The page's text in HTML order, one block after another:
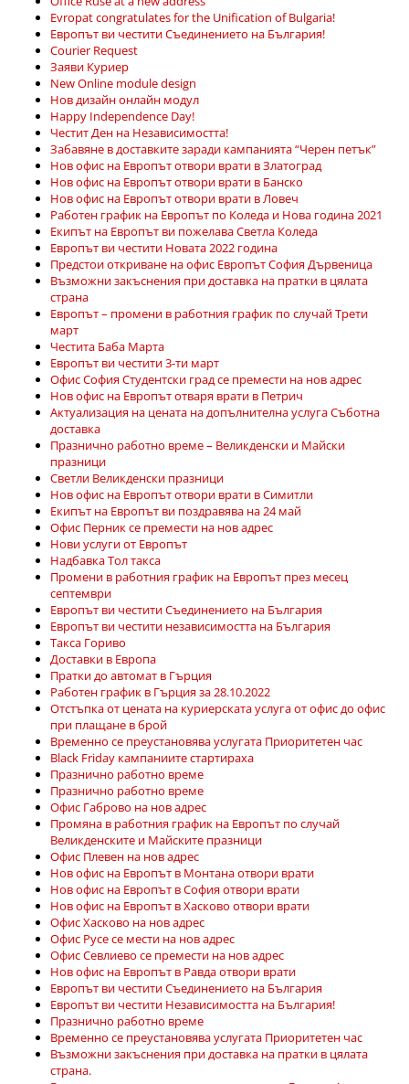
Evropat congratulates for the Unification of Bulgaria!
Европът ви честити Съединението на България!
Courier Request
Заяви Куриер
New Online module design
Нов дизайн онлайн модул
Happy Independence Day!
Честит Ден на Независимостта!
Забавяне в доставките заради кампанията “Черен петък”
Нов офис на Европът отвори врати в Златоград
Нов офис на Европът отвори врати в Банско
Нов офис на Европът отвори врати в Ловеч
Работен график на Европът по Коледа и Нова година 2021
Екипът на Европът ви пожелава Светла Коледа
Европът ви честити Новата 2022 година
Предстои откриване на офис Европът София Дървеница
Възможни закъснения при доставка на пратки в цялата
страна
Европът – промени в работния график по случай Трети
март
Честита Баба Марта
Европът ви честити 3-ти март
Офис София Студентски град се премести на нов адрес
Нов офис на Европът отваря врати в Петрич
Актуализация на цената на допълнителна услуга Съботна
доставка
Празнично работно време – Великденски и Майски
празници
Светли Великденски празници
Нов офис на Европът отвoри врати в Симитли
Екипът на Европът ви поздравява на 24 май
Офис Перник се премести на нов адрес
Нови услуги от Европът
Надбавка Тол такса
Промени в работния график на Европът през месец
септември
Европът ви честити Съединението на България
Европът ви честити независимостта на България
Такса Гориво
Доставки в Европа
Пратки до автомат в Гърция
Работен график в Гърция за 28.10.2022
Отстъпка от цената на куриерската услуга от офис до офис
при плащане в брой
Временно се преустановява услугата Приоритетен час
Black Friday кампаниите стартираха
Празнично работно време
Празнично работно време
Офис Габрово на нов адрес
Промяна в работния график на Европът по случай
Великденските и Майските празници
Офис Плевен на нов адрес
Нов офис на Европът в Монтана отвори врати
Нов офис на Европът в София отвори врати
Нов офис на Европът в Хасково отвори врати
Офис Хасково на нов адрес
Офис Русе се мести на нов адрес
Офис Севлиево се премести на нов адрес
Нов офис на Европът в Равда отвори врати
Европът ви честити Съединението на България
Европът ви честити Независимостта на България!
Празнично работно време
Временно се преустановява услугата Приоритетен час
Възможни закъснения при доставка на пратки в цялата
страна.